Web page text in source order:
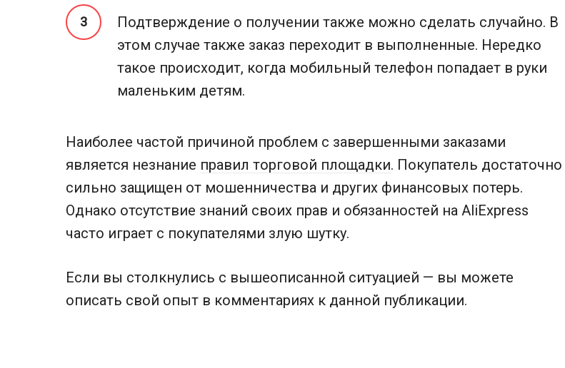
Подтверждение о получении также можно сделать случайно. В
этом случае также заказ переходит в выполненные. Нередко
такое происходит, когда мобильный телефон попадает в руки
маленьким детям.
Наиболее частой причиной проблем с завершенными заказами
является незнание правил торговой площадки. Покупатель достаточно
сильно защищен от мошенничества и других финансовых потерь.
Однако отсутствие знаний своих прав и обязанностей на AliExpress
часто играет с покупателями злую шутку.
Если вы столкнулись с вышеописанной ситуацией — вы можете
описать свой опыт в комментариях к данной публикации.